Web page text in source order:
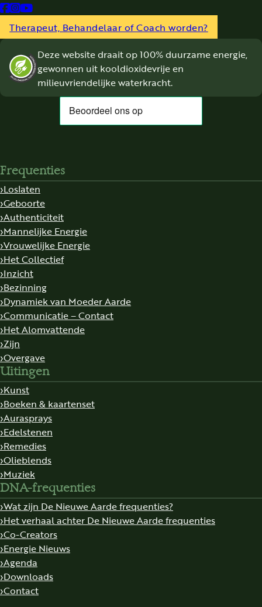
Follow us on Facebook
Follow us on Instagram
Follow us on YouTube
Therapeut, Behandelaar of Coach worden?
Deze website draait op 100% duurzame energie,
gewonnen uit kooldioxidevrije en
milieuvriendelijke waterkracht.
Frequenties
Loslaten
Geboorte
Authenticiteit
Mannelijke Energie
Vrouwelijke Energie
Het Collectief
Inzicht
Bezinning
Dynamiek van Moeder Aarde
Communicatie – Contact
Het Alomvattende
Zijn
Overgave
Uitingen
Kunst
Boeken & kaartenset
Aurasprays
Edelstenen
Remedies
Olieblends
Muziek
DNA-frequenties
Wat zijn De Nieuwe Aarde frequenties?
Het verhaal achter De Nieuwe Aarde frequenties
Co-Creators
Energie Nieuws
Agenda
Downloads
Contact